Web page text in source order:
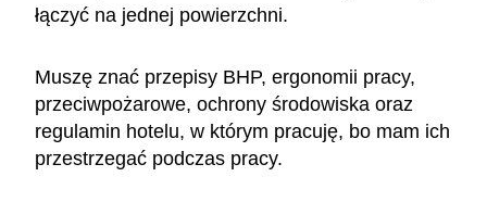
łączyć na jednej powierzchni.
Muszę znać przepisy BHP, ergonomii pracy,
przeciwpożarowe, ochrony środowiska oraz
regulamin hotelu, w którym pracuję, bo mam ich
przestrzegać podczas pracy.